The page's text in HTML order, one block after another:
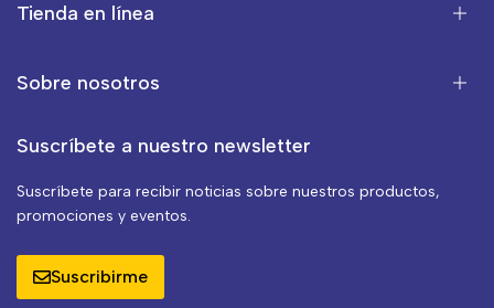
Tienda en línea
Sobre nosotros
Suscríbete a nuestro newsletter
Suscríbete para recibir noticias sobre nuestros productos,
promociones y eventos.
Suscribirme